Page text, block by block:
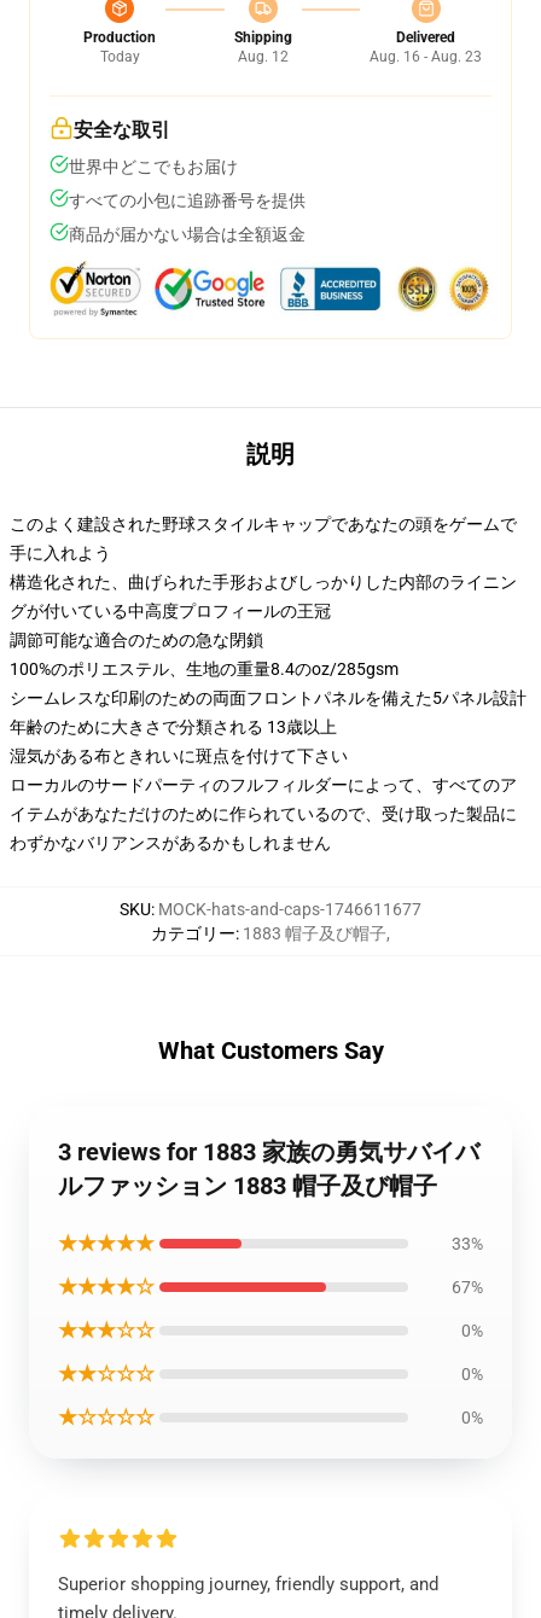
Production
Today
Shipping
Aug. 12
Delivered
Aug. 16 - Aug. 23
安全な取引
世界中どこでもお届け
すべての小包に追跡番号を提供
商品が届かない場合は全額返金
説明
このよく建設された野球スタイルキャップであなたの頭をゲームで
手に入れよう
構造化された、曲げられた手形およびしっかりした内部のライニン
グが付いている中高度プロフィールの王冠
調節可能な適合のための急な閉鎖
100%のポリエステル、生地の重量8.4のoz/285gsm
シームレスな印刷のための両面フロントパネルを備えた5パネル設計
年齢のために大きさで分類される 13歳以上
湿気がある布ときれいに斑点を付けて下さい
ローカルのサードパーティのフルフィルダーによって、すべてのア
イテムがあなただけのために作られているので、受け取った製品に
わずかなバリアンスがあるかもしれません
SKU: MOCK-hats-and-caps-1746611677
カテゴリー: 1883 帽子及び帽子,
What Customers Say
3 reviews for 1883 家族の勇気サバイバ
ルファッション 1883 帽子及び帽子
★★★★★ 33%
★★★★☆ 67%
★★★☆☆ 0%
★★☆☆☆ 0%
★☆☆☆☆ 0%
Superior shopping journey, friendly support, and
timely delivery.